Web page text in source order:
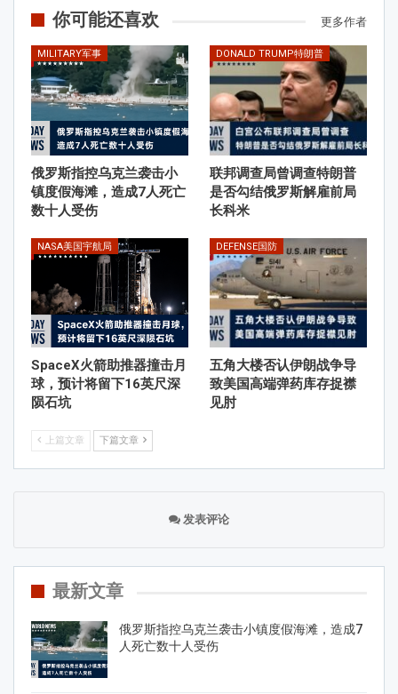
你可能还喜欢 更多作者
MILITARY军事
俄罗斯指控乌克兰袭击小
镇度假海滩，造成7人死亡
数十人受伤
DONALD TRUMP特朗普
联邦调查局曾调查特朗普
是否勾结俄罗斯解雇前局
长科米
NASA美国宇航局
SpaceX火箭助推器撞击月
球，预计将留下16英尺深
陨石坑
DEFENSE国防
五角大楼否认伊朗战争导
致美国高端弹药库存捉襟
见肘
上篇文章 下篇文章
发表评论
最新文章
俄罗斯指控乌克兰袭击小镇度假海滩，造成7
人死亡数十人受伤